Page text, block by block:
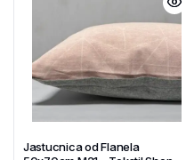
Jastucnica od Flanela